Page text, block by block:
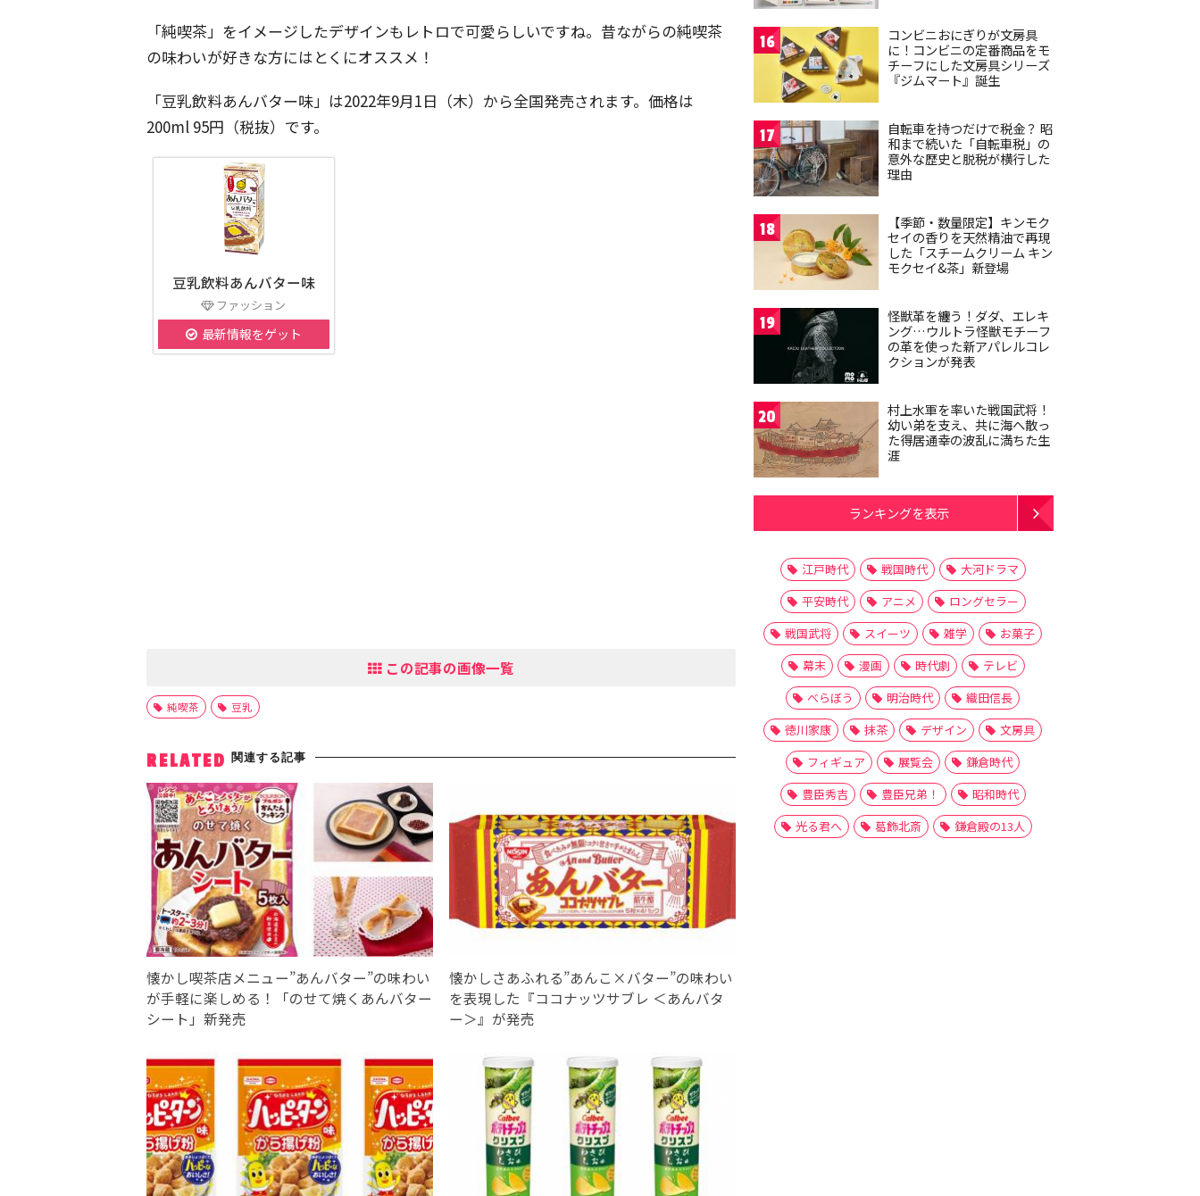
「純喫茶」をイメージしたデザインもレトロで可愛らしいですね。昔ながらの純喫茶
の味わいが好きな方にはとくにオススメ！
「豆乳飲料あんバター味」は2022年9月1日（木）から全国発売されます。価格は
200ml 95円（税抜）です。
豆乳飲料あんバター味
ファッション
最新情報をゲット
この記事の画像一覧
純喫茶 豆乳
RELATED 関連する記事
懐かし喫茶店メニュー”あんバター”の味わい
が手軽に楽しめる！「のせて焼くあんバター
シート」新発売
懐かしさあふれる”あんこ×バター”の味わい
を表現した『ココナッツサブレ ＜あんバタ
ー＞』が発売
16
コンビニおにぎりが文房具
に！コンビニの定番商品をモ
チーフにした文房具シリーズ
『ジムマート』誕生
17
自転車を持つだけで税金？ 昭
和まで続いた「自転車税」の
意外な歴史と脱税が横行した
理由
18
【季節・数量限定】キンモク
セイの香りを天然精油で再現
した「スチームクリーム キン
モクセイ&茶」新登場
19
怪獣革を纏う！ダダ、エレキ
ング…ウルトラ怪獣モチーフ
の革を使った新アパレルコレ
クションが発表
20
村上水軍を率いた戦国武将！
幼い弟を支え、共に海へ散っ
た得居通幸の波乱に満ちた生
涯
ランキングを表示
江戸時代 戦国時代
大河ドラマ
平安時代
アニメ
ロングセラー
戦国武将
スイーツ 雑学
お菓子
幕末
漫画 時代劇
テレビ
べらぼう
明治時代
織田信長
徳川家康
抹茶 デザイン
文房具
フィギュア
展覧会
鎌倉時代
豊臣秀吉
豊臣兄弟！
昭和時代
光る君へ
葛飾北斎 鎌倉殿の13人